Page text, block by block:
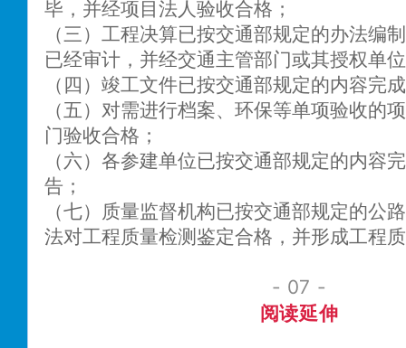
毕，并经项目法人验收合格；
（三）工程决算已按交通部规定的办法编
已经审计，并经交通主管部门或其授权单
（四）竣工文件已按交通部规定的内容完
（五）对需进行档案、环保等单项验收的
门验收合格；
（六）各参建单位已按交通部规定的内容
告；
（七）质量监督机构已按交通部规定的公
法对工程质量检测鉴定合格，并形成工程
- 07 -
阅读延伸